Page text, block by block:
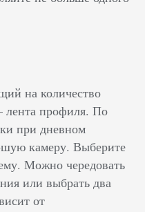
на количество
лента профиля. По
при дневном
камеру. Выберите
Можно чередовать
или выбрать два
от